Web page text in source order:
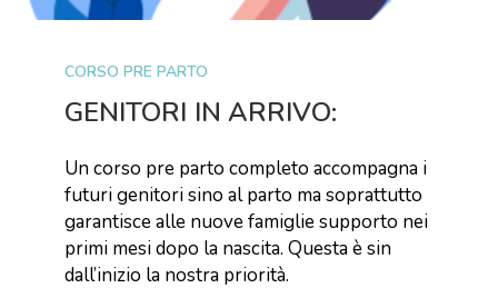
CORSO PRE PARTO
GENITORI IN ARRIVO:
Un corso pre parto completo accompagna i
futuri genitori sino al parto ma soprattutto
garantisce alle nuove famiglie supporto nei
primi mesi dopo la nascita. Questa è sin
dall’inizio la nostra priorità.